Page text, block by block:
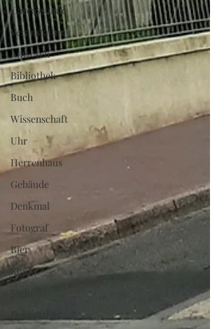
Carcassonne
Veranstaltung
Anwesen
Bibliothek
Buch
Wissenschaft
Uhr
Herrenhaus
Gebäude
Denkmal
Fotograf
Bier
König